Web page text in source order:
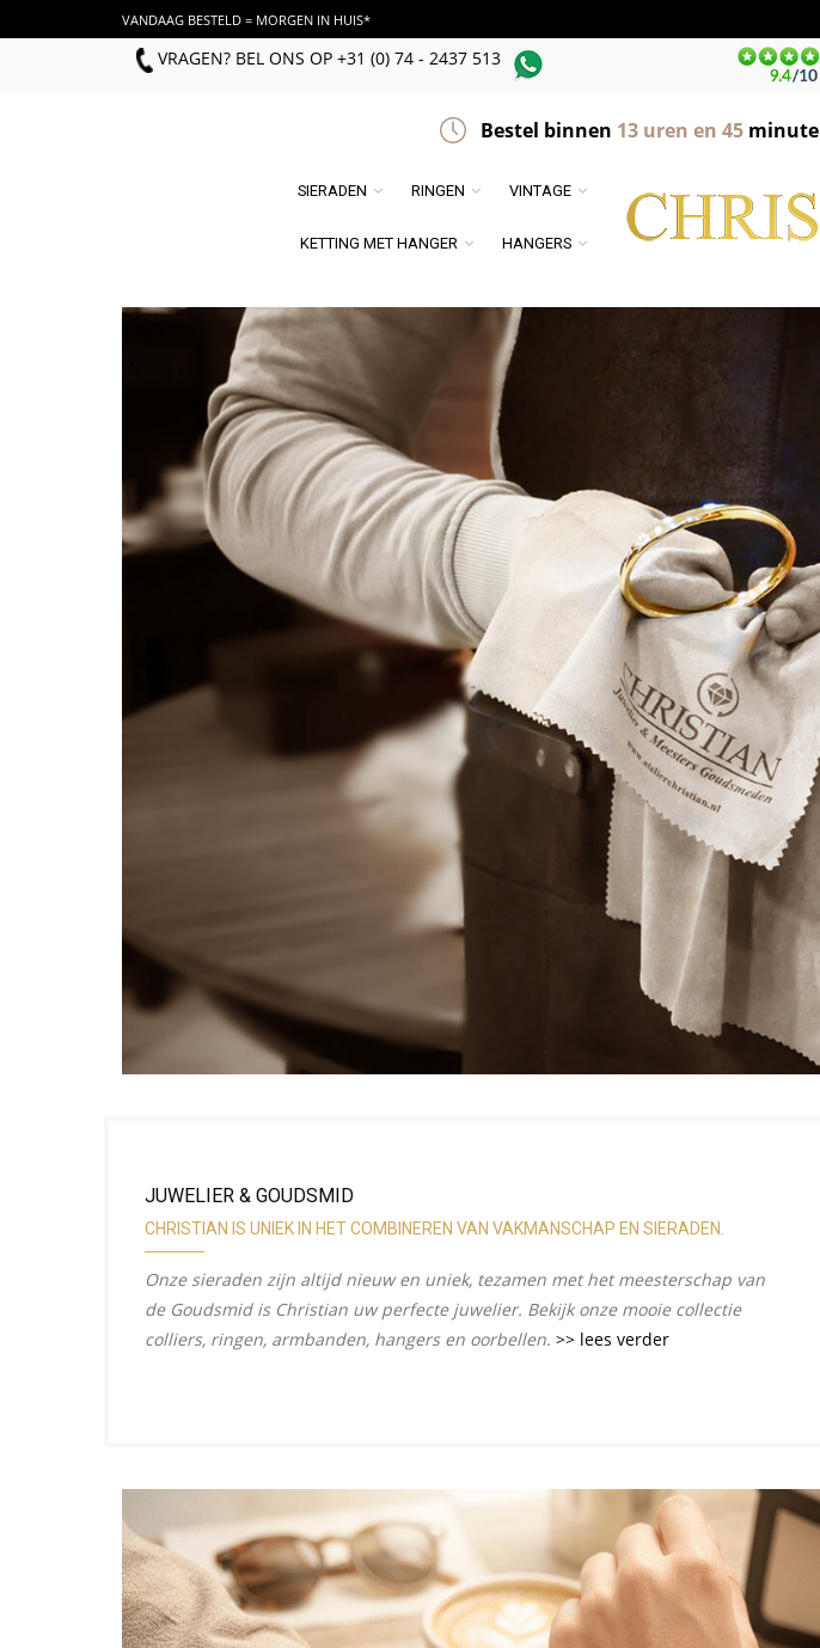
VANDAAG BESTELD = MORGEN IN HUIS*
VRAGEN? BEL ONS OP +31 (0) 74 - 2437 513
Bestel binnen 13uren en 45
SIERADEN RINGEN VINTAGE
KETTING MET HANGER HANGERS
JUWELIER & GOUDSMID
CHRISTIAN IS UNIEK IN HET COMBINEREN VAN VAKMANSCHAP EN SIERADEN.
Onze sieraden zijn altijd nieuw en uniek, tezamen met het meesterschap van
de Goudsmid is Christian uw perfecte juwelier. Bekijk onze mooie collectie
colliers, ringen, armbanden, hangers en oorbellen. >> lees verder